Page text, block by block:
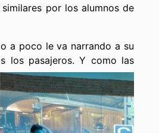
por los alumnos de
a poco le va narrando a su
los pasajeros.Y como las